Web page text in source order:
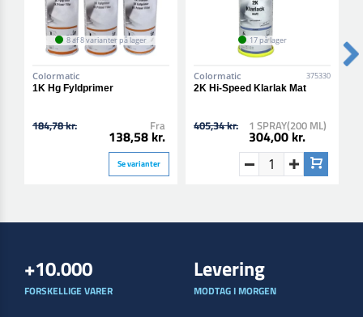
8 af 8 varianter på lager
Colormatic
1K Hg Fyldprimer
184,78 kr. Fra
138,58 kr.
Se varianter
17 på lager
Colormatic 375330
2K Hi-Speed Klarlak Mat
405,34 kr. 1 SPRAY(200 ML)
304,00 kr.
+10.000
FORSKELLIGE VARER
Levering
MODTAG I MORGEN